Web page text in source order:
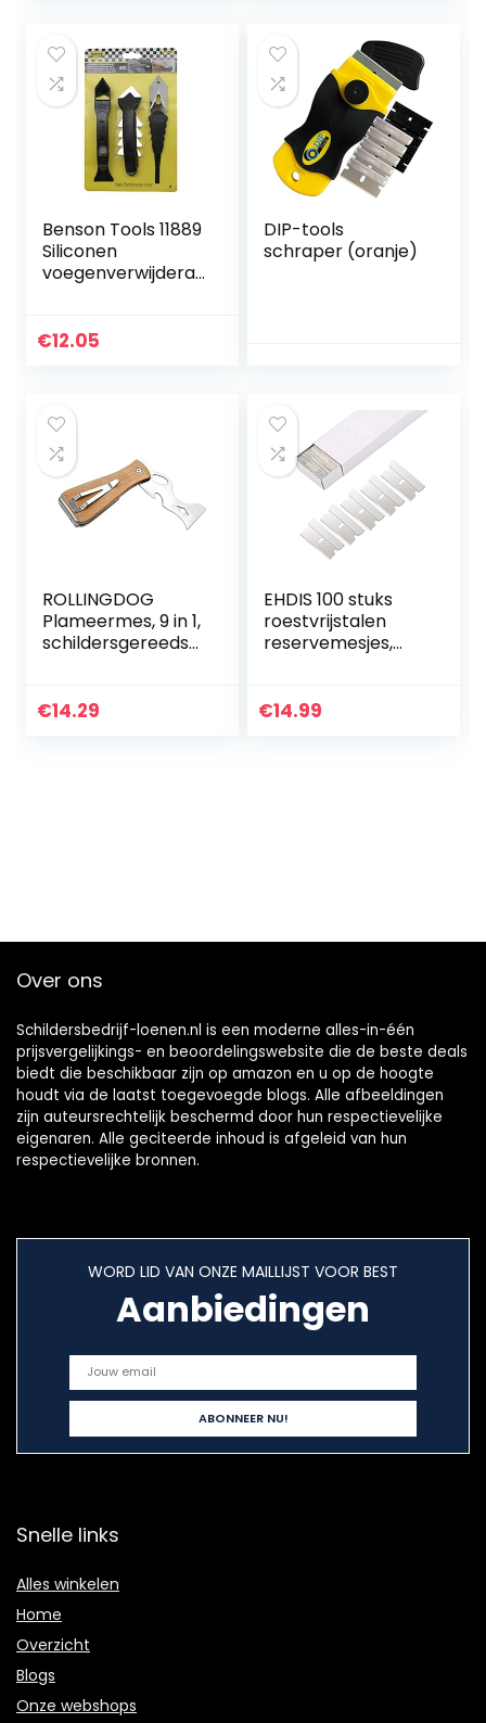
etikettenverwijder
aar, stickers
verwijderen (rood)
ke
Benson Tools 11889
Siliconen
voegenverwijdera
€12.05
DIP-tools
schraper (oranje)
ROLLINGDOG
Plameermes, 9 in 1,
schildersgereedsc
plamuurmessensc
€14.29
EHDIS 100 stuks
roestvrijstalen
reservemesjes,
keramische
€14.99
Over ons
Schildersbedrijf-loenen.nl is een moderne alles-in-één
prijsvergelijkings- en beoordelingswebsite die de beste deals
biedt die beschikbaar zijn op amazon en u op de hoogte
houdt via de laatst toegevoegde blogs. Alle afbeeldingen
zijn auteursrechtelijk beschermd door hun respectievelijke
eigenaren. Alle geciteerde inhoud is afgeleid van hun
respectievelijke bronnen.
WORD LID VAN ONZE MAILLIJST VOOR BEST
Aanbiedingen
Snelle links
Alles winkelen
Home
Overzicht
Blogs
Onze webshops